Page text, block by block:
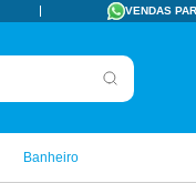
VENDAS
Banheiro